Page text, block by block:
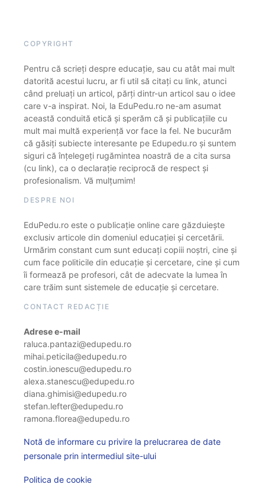
COPYRIGHT
Pentru că scrieți despre educație, sau cu atât mai mult
datorită acestui lucru, ar fi util să citați cu link, atunci
când preluați un articol, părți dintr-un articol sau o idee
care v-a inspirat. Noi, la EduPedu.ro ne-am asumat
această conduită etică și sperăm că și publicațiile cu
mult mai multă experiență vor face la fel. Ne bucurăm
că găsiți subiecte interesante pe Edupedu.ro și suntem
siguri că înțelegeți rugămintea noastră de a cita sursa
(cu link), ca o declarație reciprocă de respect și
profesionalism. Vă mulțumim!
DESPRE NOI
EduPedu.ro este o publicație online care găzduiește
exclusiv articole din domeniul educației și cercetării.
Urmărim constant cum sunt educați copiii noștri, cine și
cum face politicile din educație și cercetare, cine și cum
îi formează pe profesori, cât de adecvate la lumea în
care trăim sunt sistemele de educație și cercetare.
CONTACT REDACȚIE
Adrese e-mail
raluca.pantazi@edupedu.ro
mihai.peticila@edupedu.ro
costin.ionescu@edupedu.ro
alexa.stanescu@edupedu.ro
diana.ghimisi@edupedu.ro
stefan.lefter@edupedu.ro
ramona.florea@edupedu.ro
Notă de informare cu privire la prelucrarea de date
personale prin intermediul site-ului
Politica de cookie